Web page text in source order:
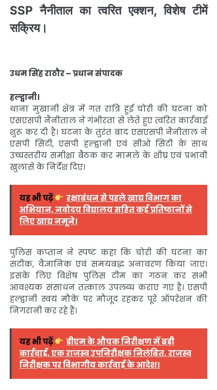
SSP नैनीताल का त्वरित एक्शन, विशेष टीमें
सक्रिय।
उधम सिंह राठौर – प्रधान संपादक
हल्द्वानी।
थाना मुखानी क्षेत्र में गत रात्रि हुई चोरी की घटना को
एसएसपी नैनीताल ने गंभीरता से लेते हुए त्वरित कार्रवाई
शुरू कर दी है। घटना के तुरंत बाद एसएसपी नैनीताल ने
एसपी सिटी, एसपी हल्द्वानी एवं सीओ सिटी के साथ
उच्चस्तरीय समीक्षा बैठक कर मामले के शीघ्र एवं प्रभावी
खुलासे के निर्देश दिए।
यह भी पढ़ें
रक्षाबंधन से पहले खाद्य विभाग का
अभियान, नवोदय विद्यालय सहित कई प्रतिष्ठानों से
लिए खाद्य नमूने।
पुलिस कप्तान ने स्पष्ट कहा कि चोरी की घटना का
सटीक, वैज्ञानिक एवं समयबद्ध अनावरण किया जाए।
इसके लिए विशेष पुलिस टीम का गठन कर सभी
आवश्यक संसाधन तत्काल उपलब्ध कराए गए हैं। एसपी
हल्द्वानी स्वयं मौके पर मौजूद रहकर पूरे ऑपरेशन की
निगरानी कर रहे हैं।
यह भी पढ़ें
डीएम के औचक निरीक्षण में बड़ी
कार्रवाई, एक राजस्व उपनिरीक्षक निलंबित, राजस्व
निरीक्षक पर विभागीय कार्रवाई के आदेश।